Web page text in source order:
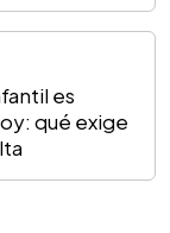
es
qué exige